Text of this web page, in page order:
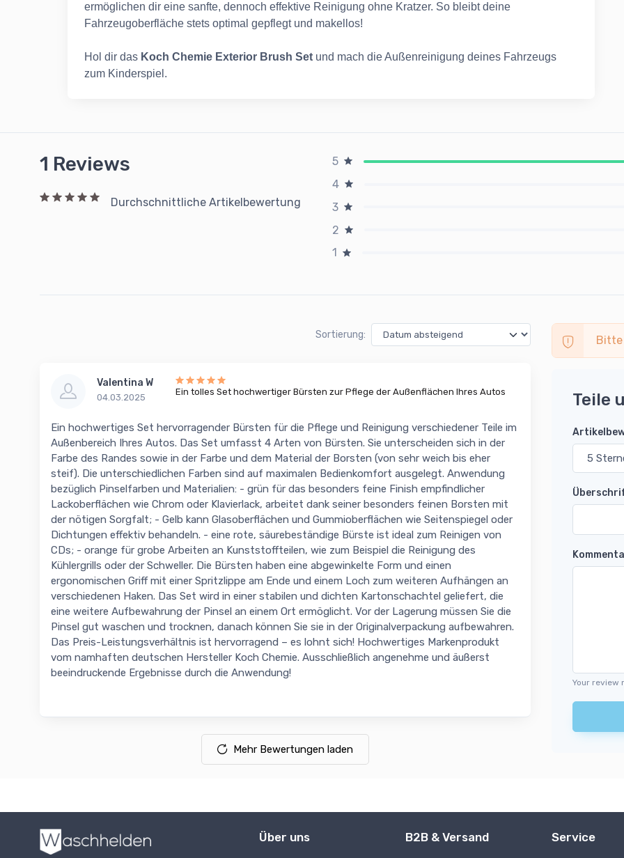
ermöglichen dir eine sanfte, dennoch effektive Reinigung ohne Kratzer. So bleibt deine
Fahrzeugoberfläche stets optimal gepflegt und makellos!
Hol dir das Koch Chemie Exterior Brush Set und mach die Außenreinigung deines Fahrzeugs
zum Kinderspiel.
1 Reviews
Durchschnittliche Artikelbewertung
5
4
3
2
1
Sortierung:
Valentina W
04.03.2025
Ein tolles Set hochwertiger Bürsten zur Pflege der Außenflächen Ihres Autos
Ein hochwertiges Set hervorragender Bürsten für die Pflege und Reinigung verschiedener Teile im
Außenbereich Ihres Autos. Das Set umfasst 4 Arten von Bürsten. Sie unterscheiden sich in der
Farbe des Randes sowie in der Farbe und dem Material der Borsten (von sehr weich bis eher
steif). Die unterschiedlichen Farben sind auf maximalen Bedienkomfort ausgelegt. Anwendung
bezüglich Pinselfarben und Materialien: - grün für das besonders feine Finish empfindlicher
Lackoberflächen wie Chrom oder Klavierlack, arbeitet dank seiner besonders feinen Borsten mit
der nötigen Sorgfalt; - Gelb kann Glasoberflächen und Gummioberflächen wie Seitenspiegel oder
Dichtungen effektiv behandeln. - eine rote, säurebeständige Bürste ist ideal zum Reinigen von
CDs; - orange für grobe Arbeiten an Kunststoffteilen, wie zum Beispiel die Reinigung des
Kühlergrills oder der Schweller. Die Bürsten haben eine abgewinkelte Form und einen
ergonomischen Griff mit einer Spritzlippe am Ende und einem Loch zum weiteren Aufhängen an
verschiedenen Haken. Das Set wird in einer stabilen und dichten Kartonschachtel geliefert, die
eine weitere Aufbewahrung der Pinsel an einem Ort ermöglicht. Vor der Lagerung müssen Sie die
Pinsel gut waschen und trocknen, danach können Sie sie in der Originalverpackung aufbewahren.
Das Preis-Leistungsverhältnis ist hervorragend – es lohnt sich! Hochwertiges Markenprodukt
vom namhaften deutschen Hersteller Koch Chemie. Ausschließlich angenehme und äußerst
beeindruckende Ergebnisse durch die Anwendung!
Mehr Bewertungen laden
Bitte
Teile
Your review
Über uns B2B & Versand Service